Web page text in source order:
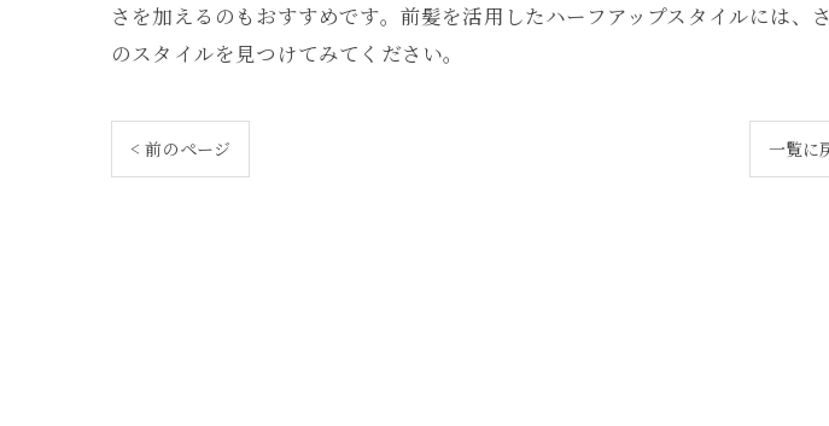
さを加えるのもおすすめです。前髪を活用したハーフアップスタイルには
のスタイルを見つけてみてください。
< 前のページ 一覧に